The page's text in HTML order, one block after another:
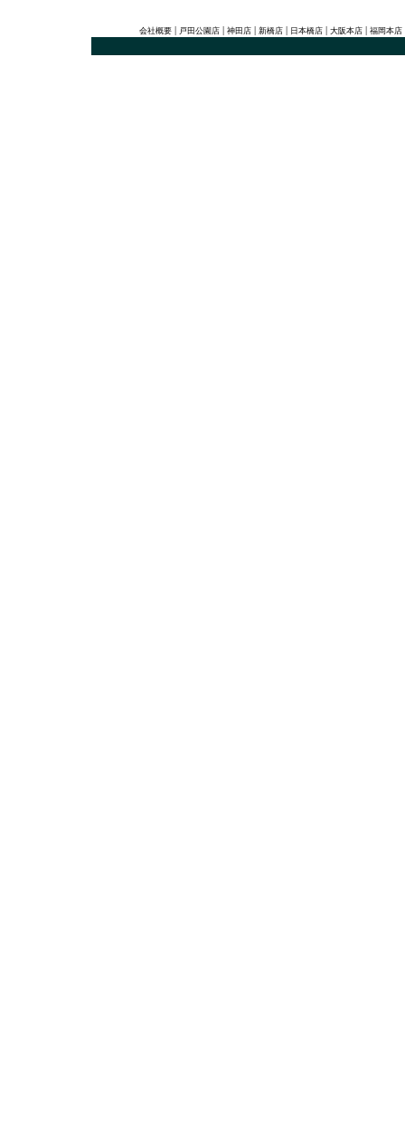
会社概要 戸田公園店 神田店 新橋店 日本橋店 大阪本店 福岡本店